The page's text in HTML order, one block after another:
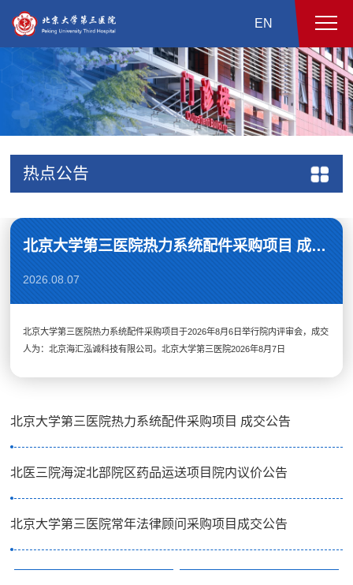
EN
热点公告
北京大学第三医院热力系统配件采购项目 成交公告
2026.08.07
北京大学第三医院热力系统配件采购项目于2026年8月6日举行院内评审会，成交
人为：北京海汇泓诚科技有限公司。北京大学第三医院2026年8月7日
北京大学第三医院热力系统配件采购项目 成交公告
北医三院海淀北部院区药品运送项目院内议价公告
北京大学第三医院常年法律顾问采购项目成交公告